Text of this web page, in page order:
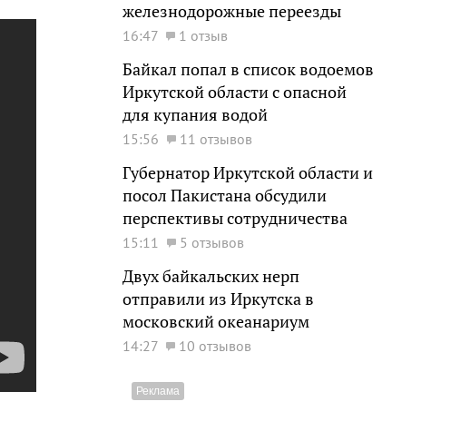
железнодорожные переезды
16:47 1 отзыв
Байкал попал в список водоемов
Иркутской области с опасной
для купания водой
15:56 11 отзывов
Губернатор Иркутской области и
посол Пакистана обсудили
перспективы сотрудничества
15:11 5 отзывов
Двух байкальских нерп
отправили из Иркутска в
московский океанариум
14:27 10 отзывов